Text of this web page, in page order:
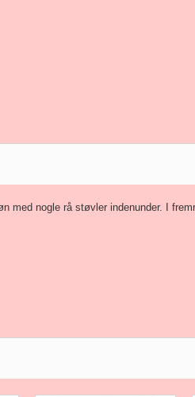
med nogle rå støvler indenunder. I